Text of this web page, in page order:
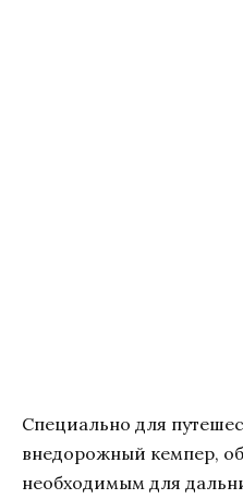
Специально для
внедорожный кемпер,
необходимым для